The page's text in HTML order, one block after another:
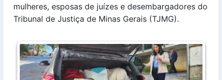
mulheres, esposas de juízes e desembargadores do
Tribunal de Justiça de Minas Gerais (TJMG).